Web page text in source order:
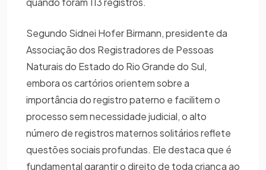
Segundo Sidnei Hofer Birmann, presidente da
Associação dos Registradores de Pessoas
Naturais do Estado do Rio Grande do Sul,
embora os cartórios orientem sobre a
importância do registro paterno e facilitem o
processo sem necessidade judicial, o alto
número de registros maternos solitários reflete
questões sociais profundas. Ele destaca que é
fundamental garantir o direito de toda criança ao